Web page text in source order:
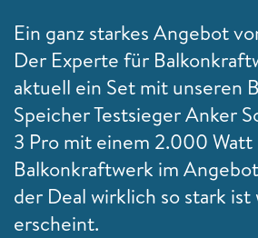
Ein ganz starkes Angebot
Der Experte für
aktuell ein Set mit unseren
Speicher Testsieger Anker
3 Pro mit einem 2.000 Watt
Balkonkraftwerk im
der Deal wirklich so stark ist
erscheint.